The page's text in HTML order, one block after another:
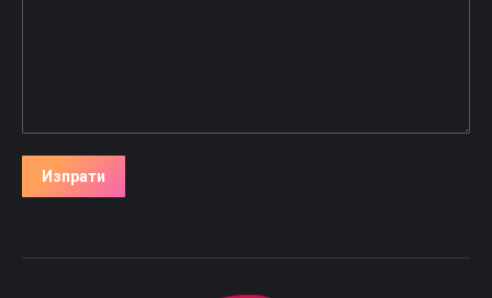
Изпрати